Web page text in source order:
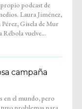
Rébola vuelve...
campaña